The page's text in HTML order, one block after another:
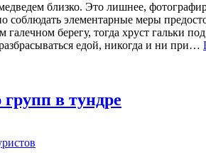
близко. Это лишнее,
соблюдать элементарные меры
галечном берегу, тогда хруст гальки
едой, никогда и ни при…
в тундре